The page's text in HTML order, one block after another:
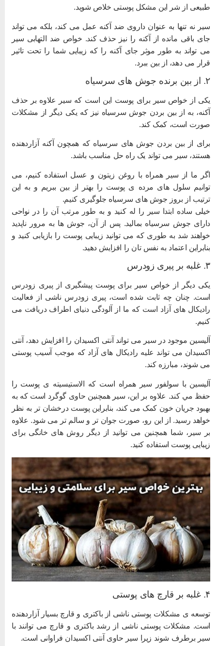
از شر این مشکل پوستی خلاص شوید.
نه تنها به عنوان داروی ضد آکنه عمل می کند، بلکه می تواند
باقی مانده از آکنه را نیز حذف کند. خواص ضد التهابی سیر
تواند به طور موثر جای آکنه را که زیبایی شما را تحت تاثیر
می دهد، از بین ببرد.
از خواص سیر برای پوست این است که سیر علاوه بر حذف
به از بین بردن جوش سرسیاه نیز که یکی دیگر از مشکلات
است، کمک کند.
از بین بردن جوش های سرسیاه که همچون آکنه آزاردهنده
سیر می تواند یک راه حل مناسب باشد.
ما از سیر همراه با روغن زیتون و عسل استفاده کنیم، می
سلول های مرده ی پوست را بهتر از بین ببریم و به این
از بروز جوش های سرسیاه جلوگیری کنیم.
ساده ابتدا سیر را له کنید و به طور مرتب آن را در نواحی
جوش سرسیاه بمالید. پس از آن، جوش ها به مرور ناپدید
شد به طوری که می توانید زیبایی پوست را بازیابی کنید و
اعتماد به نفس تان را افزایش دهید.
دیگر از خواص سیر برای پوست پیشگیری از پیری زودرس
چنان چه ثابت شده است، پیری زودرس ناشی از فعالیت
های آزاد است که ما از آلودگی دنیای اطراف دریافت می
موجود در سیر می تواند آنتی اکسیدان را افزایش دهد، آنتی
می تواند علیه رادیکال های آزاد که موجب آسیب پوستی
شوند، مبارزه کند.
با سولفور سير همراه است که الاستيسيته ی پوست را
مي کند. علاوه بر این، سیر همچنین حاوی گوگرد است که به
جریان خون کمک می کند، بنابراین پوست درخشان تر به نظر
رسید. از این رو، صورت جوان تر و سالم تر می شود. علاوه
سیر، شما همچنین می توانید از دیگر روش های خانگی برای
پوست استفاده کنید.
ی مشکلات پوستی ناشی از باکتری و قارچ بسیار آزاردهنده
مشکلات پوستی ناشی از رشد باکتری و قارچ می توانند با
برطرف شوند زیرا سیر حاوی آنتی اکسیدان فراوانی است.